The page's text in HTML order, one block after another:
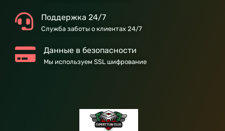
Поддержка 24/7
Служба заботы о клиентах 24/7
Данные в безопасности
Мы используем SSL шифрование